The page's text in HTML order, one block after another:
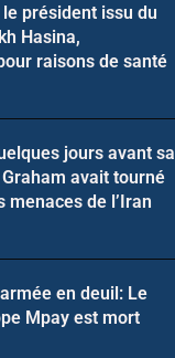
président issu du
Hasina,
raisons de santé
jours avant sa
avait tourné
menaces de l’Iran
en deuil: Le
Mpay est mort